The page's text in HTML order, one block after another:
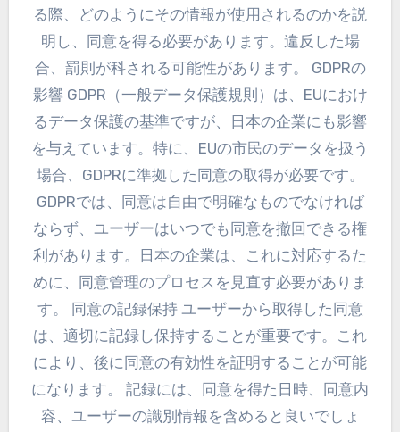
る際、どのようにその情報が使用されるのかを説
明し、同意を得る必要があります。違反した場
合、罰則が科される可能性があります。 GDPRの
影響 GDPR（一般データ保護規則）は、EUにおけ
るデータ保護の基準ですが、日本の企業にも影響
を与えています。特に、EUの市民のデータを扱う
場合、GDPRに準拠した同意の取得が必要です。
GDPRでは、同意は自由で明確なものでなければ
ならず、ユーザーはいつでも同意を撤回できる権
利があります。日本の企業は、これに対応するた
めに、同意管理のプロセスを見直す必要がありま
す。 同意の記録保持 ユーザーから取得した同意
は、適切に記録し保持することが重要です。これ
により、後に同意の有効性を証明することが可能
になります。 記録には、同意を得た日時、同意内
容、ユーザーの識別情報を含めると良いでしょ